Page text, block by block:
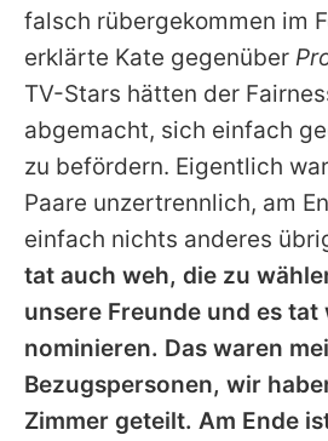
falsch rübergekommen im
erklärte Kate gegenüber
TV-Stars hätten der
abgemacht, sich einfach
zu befördern. Eigentlich
Paare unzertrennlich, am
einfach nichts anderes
tat auch weh, die zu
unsere Freunde und es tat
nominieren. Das waren
Bezugspersonen, wir
Zimmer geteilt. Am Ende